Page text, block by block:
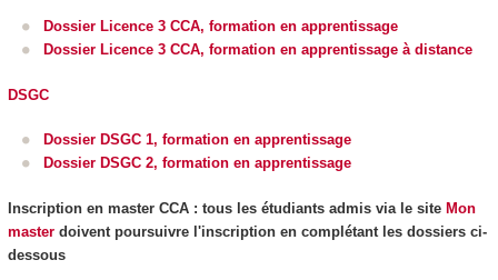
Dossier Licence 3 CCA, formation en apprentissage
Dossier Licence 3 CCA, formation en apprentissage à distance
DSGC
Dossier DSGC 1, formation en apprentissage
Dossier DSGC 2, formation en apprentissage
Inscription en master CCA : tous les étudiants admis via le siteMon
masterdoivent poursuivre l'inscription en complétant les dossiers ci-
dessous